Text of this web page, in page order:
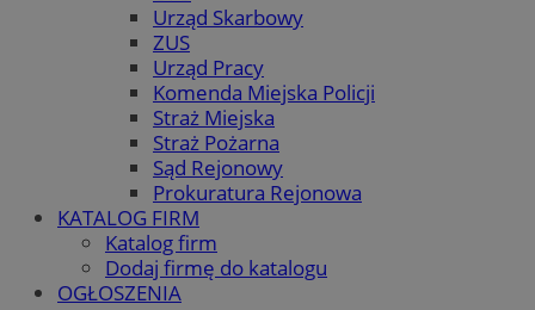
Urząd Skarbowy
ZUS
Urząd Pracy
Komenda Miejska Policji
Straż Miejska
Straż Pożarna
Sąd Rejonowy
Prokuratura Rejonowa
KATALOG FIRM
Katalog firm
Dodaj firmę do katalogu
OGŁOSZENIA